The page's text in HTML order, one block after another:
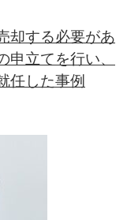
却する必要があ
申立てを行い、
任した事例